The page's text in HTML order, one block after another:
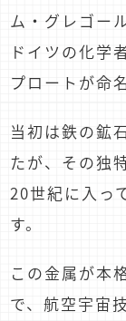
ム・グレゴー
ドイツの化学
プロートが命
当初は鉄の鉱
たが、その独
20世紀に入っ
す。
この金属が本
で、航空宇宙